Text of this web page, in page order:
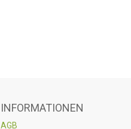
INFORMATIONEN
AGB